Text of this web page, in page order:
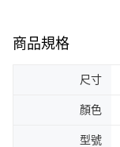
商品規格
尺寸
顏色
型號